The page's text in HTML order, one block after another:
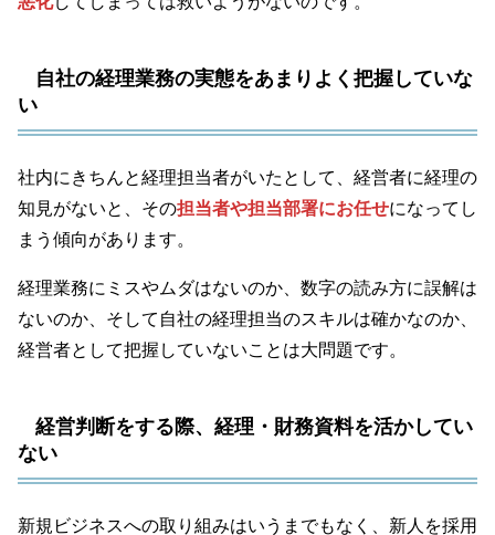
自社の経理業務の実態をあまりよく把握していな
い
社内にきちんと経理担当者がいたとして、経営者に経理の
知見がないと、その担当者や担当部署にお任せになってし
まう傾向があります。
経理業務にミスやムダはないのか、数字の読み方に誤解は
ないのか、そして自社の経理担当のスキルは確かなのか、
経営者として把握していないことは大問題です。
経営判断をする際、経理・財務資料を活かしてい
ない
新規ビジネスへの取り組みはいうまでもなく、新人を採用